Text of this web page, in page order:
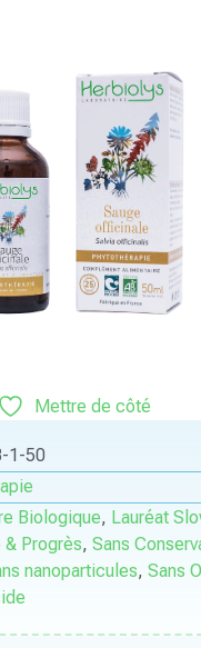
Mettre de côté
1-50
Biologique, Lauréat
& Progrès, Sans
nanoparticules, Sans